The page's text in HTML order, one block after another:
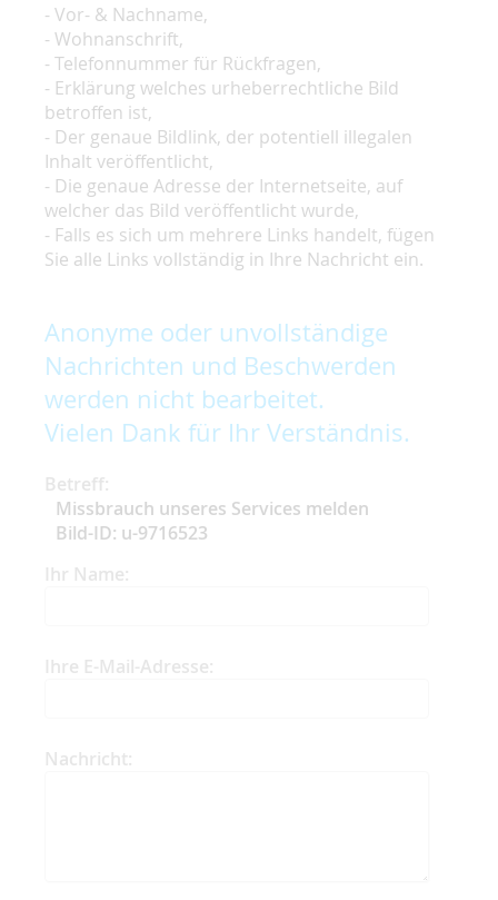
- Vor- & Nachname,
- Wohnanschrift,
- Telefonnummer für Rückfragen,
- Erklärung welches urheberrechtliche Bild
betroffen ist,
- Der genaue Bildlink, der potentiell illegalen
Inhalt veröffentlicht,
- Die genaue Adresse der Internetseite, auf
welcher das Bild veröffentlicht wurde,
- Falls es sich um mehrere Links handelt, fügen
Sie alle Links vollständig in Ihre Nachricht ein.
Anonyme oder unvollständige
Nachrichten und Beschwerden
werden nicht bearbeitet.
Vielen Dank für Ihr Verständnis.
Betreff:
Missbrauch unseres Services melden
Bild-ID: u-9716523
Ihr Name:
Ihre E-Mail-Adresse:
Nachricht: